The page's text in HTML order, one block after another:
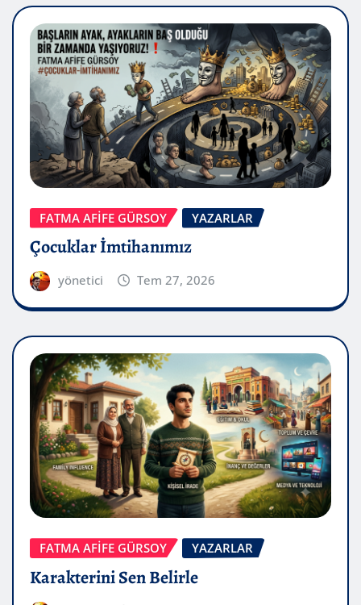
FATMA AFİFE GÜRSOY YAZARLAR
Çocuklar İmtihanımız
yönetici Tem 27, 2026
FATMA AFİFE GÜRSOY YAZARLAR
Karakterini Sen Belirle